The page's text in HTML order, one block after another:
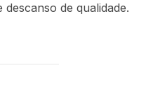
de qualidade.